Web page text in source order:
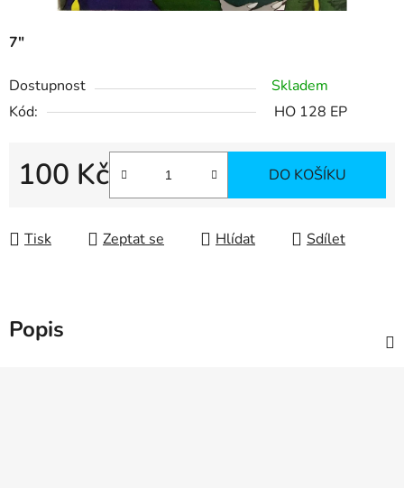
7"
Dostupnost
Skladem
Kód:
HO 128 EP
100 Kč DO KOŠÍKU
Tisk Zeptat se Hlídat Sdílet
Popis